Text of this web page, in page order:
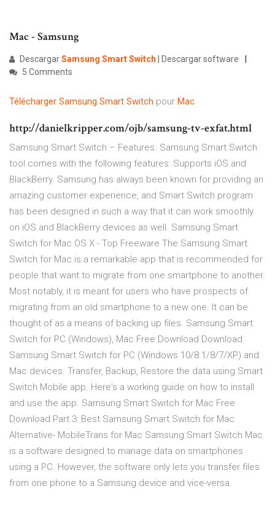
Mac - Samsung
DescargarSamsung SmartSwitch | Descargar software
5 Comments
Télécharger Samsung Smart Switch pour Mac
http://danielkripper.com/ojb/samsung-tv-exfat.html
Samsung Smart Switch – Features. Samsung Smart Switch
tool comes with the following features: Supports iOS and
BlackBerry. Samsung has always been known for providing an
amazing customer experience, and Smart Switch program
has been designed in such a way that it can work smoothly
on iOS and BlackBerry devices as well. Samsung Smart
Switch for Mac OS X - Top Freeware The Samsung Smart
Switch for Mac is a remarkable app that is recommended for
people that want to migrate from one smartphone to another.
Most notably, it is meant for users who have prospects of
migrating from an old smartphone to a new one. It can be
thought of as a means of backing up files. Samsung Smart
Switch for PC (Windows), Mac Free Download Download
Samsung Smart Switch for PC (Windows 10/8.1/8/7/XP) and
Mac devices. Transfer, Backup, Restore the data using Smart
Switch Mobile app. Here's a working guide on how to install
and use the app. Samsung Smart Switch for Mac Free
Download Part 3: Best Samsung Smart Switch for Mac
Alternative- MobileTrans for Mac Samsung Smart Switch Mac
is a software designed to manage data on smartphones
using a PC. However, the software only lets you transfer files
from one phone to a Samsung device and vice-versa.